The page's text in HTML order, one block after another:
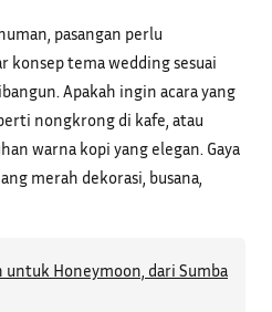
pasangan perlu
konsep tema wedding sesuai
Apakah ingin acara yang
nongkrong di kafe, atau
warna kopi yang elegan. Gaya
merah dekorasi, busana,
untuk Honeymoon, dari Sumba